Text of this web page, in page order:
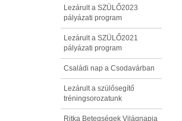
Lezárult a SZÜLŐ2023
pályázati program
Lezárult a SZÜLŐ2021
pályázati program
Családi nap a Csodavárban
Lezárult a szülősegítő
tréningsorozatunk
Ritka Betegségek Világnapja